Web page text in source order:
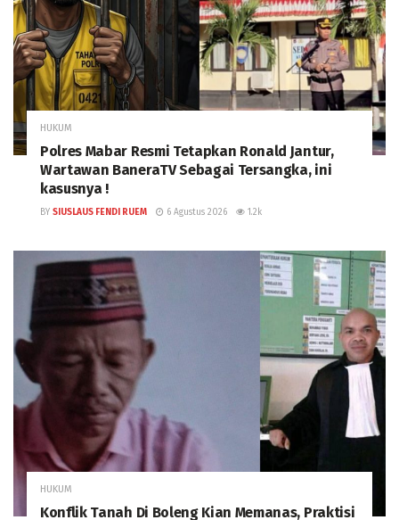
HUKUM
Polres Mabar Resmi Tetapkan Ronald Jantur,
Wartawan BaneraTV Sebagai Tersangka, ini
kasusnya !
BY SIUSLAUS FENDI RUEM 6 Agustus 2026 1.2k
HUKUM
Konflik Tanah Di Boleng Kian Memanas, Praktisi